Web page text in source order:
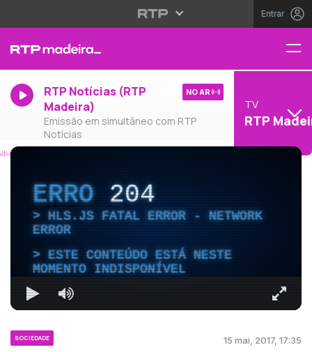
Entrar
RTP Notícias (RTP
Madeira)
Emissão em simultâneo com RTP
Notícias
NO AR
TV
RTP
ERRO204
HLS.JS FATAL ERROR - NETWORK
ERROR
ESTE CONTEÚDO ESTÁ NESTE
MOMENTO INDISPONÍVEL
SOCIEDADE 15 mai, 2017, 17:35